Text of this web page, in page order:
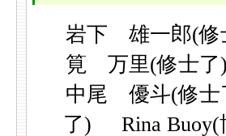
岩下 雄一郎(修
筧 万里(修士了
中尾 優斗(修士
了)
Rina